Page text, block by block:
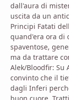
dall'aura di
uscita da un
Principi Fatati
quand'era ora di
spaventose,
ma da trattare
Alek/Bloodfir: Su
convinto che il
dagli Inferi